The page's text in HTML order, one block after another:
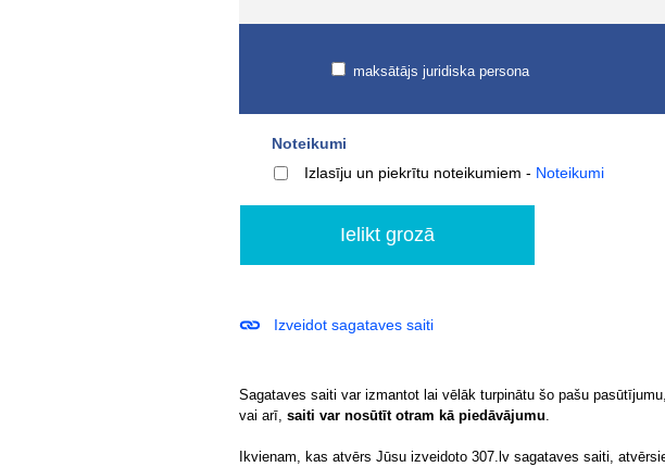
maksātājs juridiska persona
Noteikumi
Izlasīju un piekrītu noteikumiem - Noteikumi
Izveidot sagataves saiti
Sagataves saiti var izmantot lai vēlāk turpinātu šo pašu pasūtījumu,
vai arī, saiti var nosūtīt otram kā piedāvājumu
Ikvienam, kas atvērs Jūsu izveidoto 307.lv sagataves saiti,